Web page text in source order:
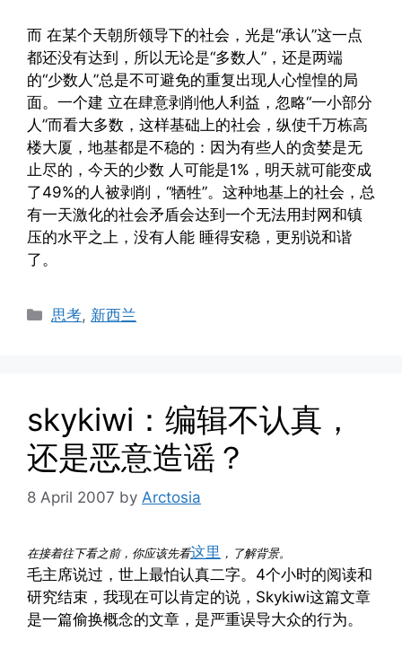
而 在某个天朝所领导下的社会，光是“承认”这一点
都还没有达到，所以无论是“多数人”，还是两端
的“少数人”总是不可避免的重复出现人心惶惶的局
面。一个建 立在肆意剥削他人利益，忽略“一小部分
人”而看大多数，这样基础上的社会，纵使千万栋高
楼大厦，地基都是不稳的：因为有些人的贪婪是无
止尽的，今天的少数 人可能是1%，明天就可能变成
了49%的人被剥削，“牺牲”。这种地基上的社会，总
有一天激化的社会矛盾会达到一个无法用封网和镇
压的水平之上，没有人能 睡得安稳，更别说和谐
了。
Categories
思考, 新西兰
skykiwi：编辑不认真，
还是恶意造谣？
8 April 2007 by Arctosia
在接着往下看之前，你应该先看这里 ，了解背景。
毛主席说过，世上最怕认真二字。4个小时的阅读和
研究结束，我现在可以肯定的说，Skykiwi这篇文章
是一篇偷换概念的文章，是严重误导大众的行为。